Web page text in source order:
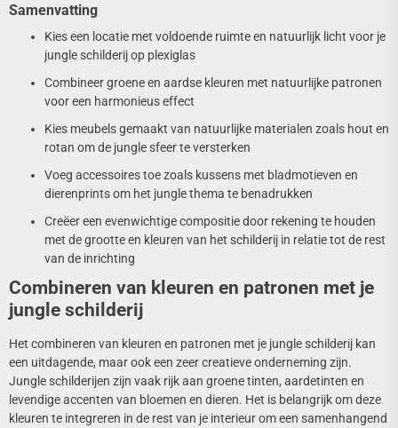
Samenvatting
Kies een locatie met voldoende ruimte en natuurlijk licht voor je
jungle schilderij op plexiglas
Combineer groene en aardse kleuren met natuurlijke patronen
voor een harmonieus effect
Kies meubels gemaakt van natuurlijke materialen zoals hout en
rotan om de jungle sfeer te versterken
Voeg accessoires toe zoals kussens met bladmotieven en
dierenprints om het jungle thema te benadrukken
Creëer een evenwichtige compositie door rekening te houden
met de grootte en kleuren van het schilderij in relatie tot de rest
van de inrichting
Combineren van kleuren en patronen met je
jungle schilderij
Het combineren van kleuren en patronen met je jungle schilderij kan
een uitdagende, maar ook een zeer creatieve onderneming zijn.
Jungle schilderijen zijn vaak rijk aan groene tinten, aardetinten en
levendige accenten van bloemen en dieren. Het is belangrijk om deze
kleuren te integreren in de rest van je interieur om een samenhangend